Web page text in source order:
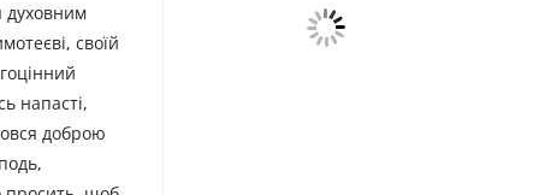
духовним
своїй
напасті,
доброю
Декрет про відзначення
Великодня і всіх рухомих